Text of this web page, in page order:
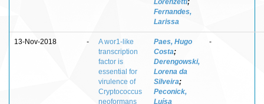
Fernandes,
Larissa
13-Nov-2018 -
A wor1-like
transcription
factor is
essential for
virulence of
Cryptococcus
neoformans
Paes, Hugo
Costa;
Derengowski,
Lorena da
Silveira;
Peconick,
Luísa
-